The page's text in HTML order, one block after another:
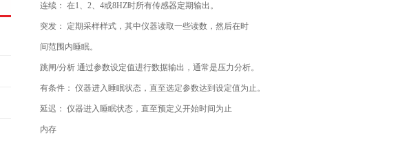
连续： 在1、2、4或8HZ时所有传感器定期输出。
突发： 定期采样样式，其中仪器读取一些读数，然后在时
间范围内睡眠。
跳闸/分析 通过参数设定值进行数据输出，通常是压力分析。
有条件： 仪器进入睡眠状态，直至选定参数达到设定值为止。
延迟： 仪器进入睡眠状态，直至预定义开始时间为止
内存